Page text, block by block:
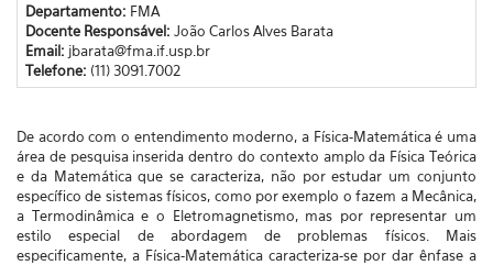
Departamento: FMA
Docente Responsável: João Carlos Alves Barata
Email: jbarata@fma.if.usp.br
Telefone: (11) 3091.7002
De acordo com o entendimento moderno, a Física-Matemática é uma
área de pesquisa inserida dentro do contexto amplo da Física Teórica
e da Matemática que se caracteriza, não por estudar um conjunto
específico de sistemas físicos, como por exemplo o fazem a Mecânica,
a Termodinâmica e o Eletromagnetismo, mas por representar um
estilo especial de abordagem de problemas físicos. Mais
especificamente, a Física-Matemática caracteriza-se por dar ênfase a